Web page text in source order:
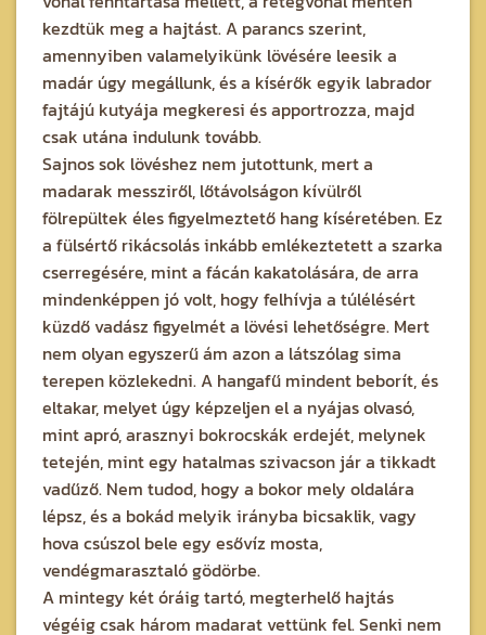
kezdtük meg a hajtást. A parancs szerint,
amennyiben valamelyikünk lövésére leesik a
madár úgy megállunk, és a kísérők egyik labrador
fajtájú kutyája megkeresi és apportrozza, majd
csak utána indulunk tovább.
Sajnos sok lövéshez nem jutottunk, mert a
madarak messziről, lőtávolságon kívülről
fölrepültek éles figyelmeztető hang kíséretében. Ez
a fülsértő rikácsolás inkább emlékeztetett a szarka
cserregésére, mint a fácán kakatolására, de arra
mindenképpen jó volt, hogy felhívja a túlélésért
küzdő vadász figyelmét a lövési lehetőségre. Mert
nem olyan egyszerű ám azon a látszólag sima
terepen közlekedni. A hangafű mindent beborít, és
eltakar, melyet úgy képzeljen el a nyájas olvasó,
mint apró, arasznyi bokrocskák erdejét, melynek
tetején, mint egy hatalmas szivacson jár a tikkadt
vadűző. Nem tudod, hogy a bokor mely oldalára
lépsz, és a bokád melyik irányba bicsaklik, vagy
hova csúszol bele egy esővíz mosta,
vendégmarasztaló gödörbe.
A mintegy két óráig tartó, megterhelő hajtás
végéig csak három madarat vettünk fel. Senki nem